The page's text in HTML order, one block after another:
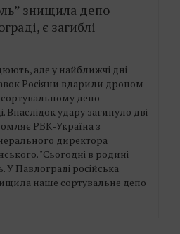
знищила депо
є загиблі
але у найближчі дні
Росіяни вдарили дроном-
депо
удару загинуло дві
РБК-Україна з
директора
"Сьогодні в родині
Павлограді російська
наше сортувальне депо